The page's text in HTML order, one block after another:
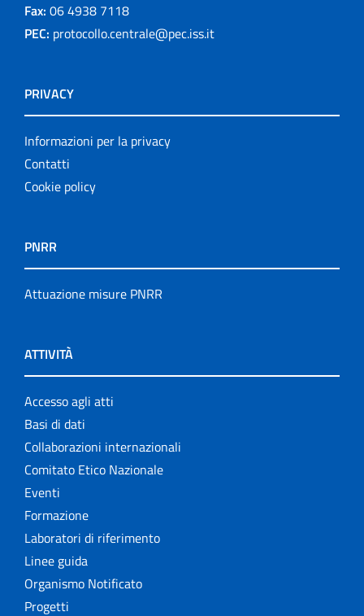
Fax: 06 4938 7118
PEC: protocollo.centrale@pec.iss.it
PRIVACY
Informazioni per la privacy
Contatti
Cookie policy
PNRR
Attuazione misure PNRR
ATTIVITÀ
Accesso agli atti
Basi di dati
Collaborazioni internazionali
Comitato Etico Nazionale
Eventi
Formazione
Laboratori di riferimento
Linee guida
Organismo Notificato
Progetti